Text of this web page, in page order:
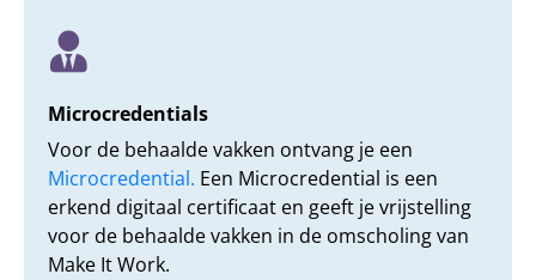
Microcredentials
Voor de behaalde vakken ontvang je een
Microcredential. Een Microcredential is een
erkend digitaal certificaat en geeft je vrijstelling
voor de behaalde vakken in de omscholing van
Make It Work.